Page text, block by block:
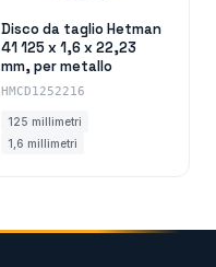
Disco da taglio Hetman
41 125 x 1,6 x 22,23
mm, per metallo
HMCD1252216
125 millimetri
1,6 millimetri